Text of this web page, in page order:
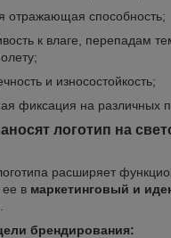
отражающая способность;
к влаге, перепадам
и износостойкость;
фиксация на различных
логотип на
расширяет
в маркетинговый и
брендирования: